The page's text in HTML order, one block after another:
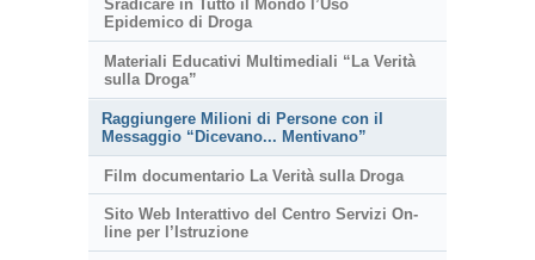
Sradicare in Tutto il Mondo l’Uso
Epidemico di Droga
Materiali Educativi Multimediali “La Verità
sulla Droga”
Raggiungere Milioni di Persone con il
Messaggio “Dicevano... Mentivano”
Film documentario La Verità sulla Droga
Sito Web Interattivo del Centro Servizi On-
line per l’Istruzione